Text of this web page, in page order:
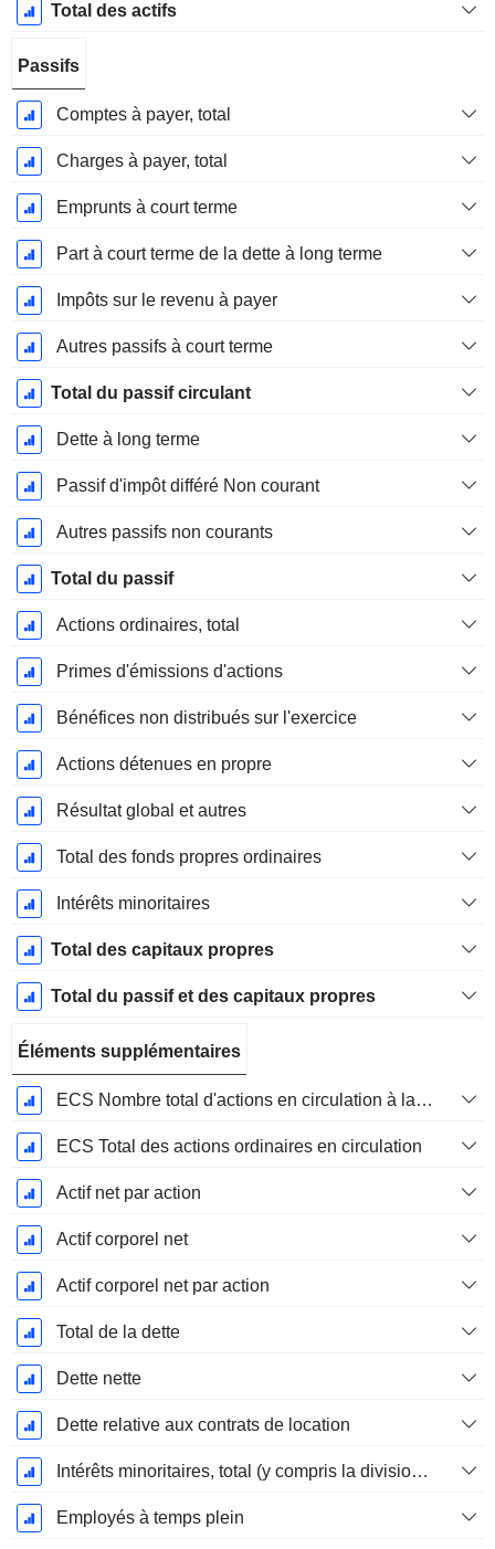
Total des actifs
Passifs
Comptes à payer, total
Charges à payer, total
Emprunts à court terme
Part à court terme de la dette à long terme
Impôts sur le revenu à payer
Autres passifs à court terme
Total du passif circulant
Dette à long terme
Passif d'impôt différé Non courant
Autres passifs non courants
Total du passif
Actions ordinaires, total
Primes d'émissions d'actions
Bénéfices non distribués sur l'exercice
Actions détenues en propre
Résultat global et autres
Total des fonds propres ordinaires
Intérêts minoritaires
Total des capitaux propres
Total du passif et des capitaux propres
Éléments supplémentaires
ECS Nombre total d'actions en circulation à la date de dépôt
ECS Total des actions ordinaires en circulation
Actif net par action
Actif corporel net
Actif corporel net par action
Total de la dette
Dette nette
Dette relative aux contrats de location
Intérêts minoritaires, total (y compris la division financière)
Employés à temps plein